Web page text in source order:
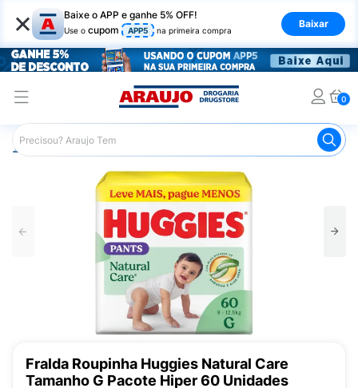
× Baixe o APP e ganhe 5% OFF!
Use o cupom APP5 na primeira compra
Baixar
0
Araujo Infantil Fraldas Infantis
Fralda Roupinha Huggies Natural Care
Tamanho G Pacote Hiper 60 Unidades